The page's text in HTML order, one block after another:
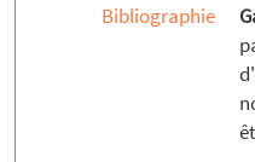
envoyée en Flandres à
catholique Philippe troisiesme,
uno de los
publication de la paix de
Bibliographie